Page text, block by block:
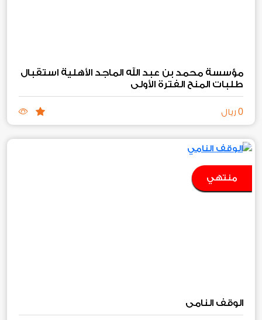
مؤسسة محمد بن عبد الله الماجد الأهلية استقبال
طلبات المنح الفترة الأولى
0 ريال
منتهي
الوقف النامي